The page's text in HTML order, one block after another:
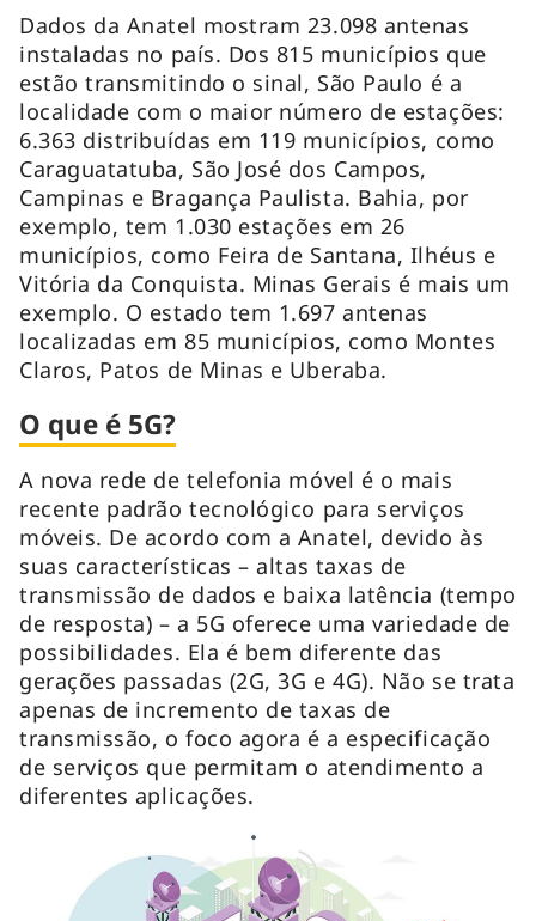
Dados da Anatel mostram 23.098 antenas
instaladas no país. Dos 815 municípios que
estão transmitindo o sinal, São Paulo é a
localidade com o maior número de estações:
6.363 distribuídas em 119 municípios, como
Caraguatatuba, São José dos Campos,
Campinas e Bragança Paulista. Bahia, por
exemplo, tem 1.030 estações em 26
municípios, como Feira de Santana, Ilhéus e
Vitória da Conquista. Minas Gerais é mais um
exemplo. O estado tem 1.697 antenas
localizadas em 85 municípios, como Montes
Claros, Patos de Minas e Uberaba.
O que é 5G?
A nova rede de telefonia móvel é o mais
recente padrão tecnológico para serviços
móveis. De acordo com a Anatel, devido às
suas características – altas taxas de
transmissão de dados e baixa latência (tempo
de resposta) – a 5G oferece uma variedade de
possibilidades. Ela é bem diferente das
gerações passadas (2G, 3G e 4G). Não se trata
apenas de incremento de taxas de
transmissão, o foco agora é a especificação
de serviços que permitam o atendimento a
diferentes aplicações.